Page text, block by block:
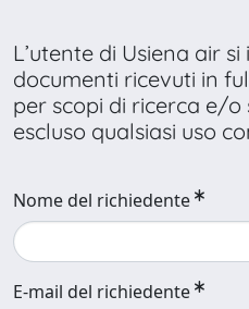
L’utente di Usiena air
documenti ricevuti in
per scopi di ricerca e/o
escluso qualsiasi uso
Nome del richiedente
E-mail del richiedente